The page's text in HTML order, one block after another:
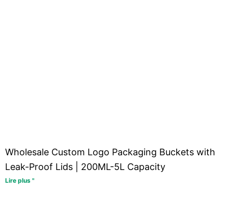
Wholesale Custom Logo Packaging Buckets with
Leak-Proof Lids | 200ML-5L Capacity
Lire plus "